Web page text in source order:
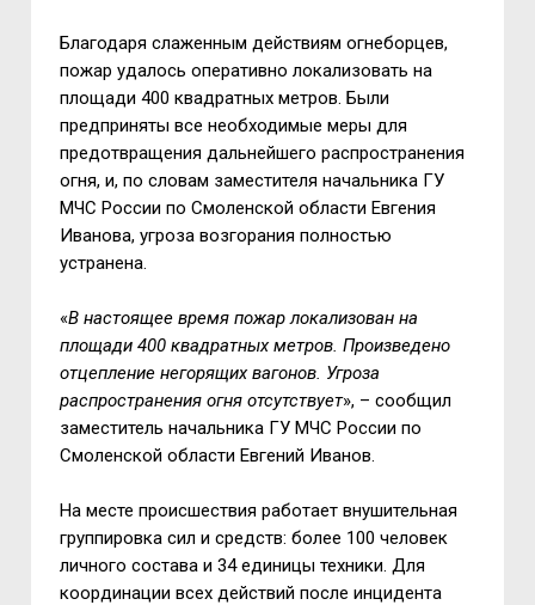
Благодаря слаженным действиям огнеборцев,
пожар удалось оперативно локализовать на
площади 400 квадратных метров. Были
предприняты все необходимые меры для
предотвращения дальнейшего распространения
огня, и, по словам заместителя начальника ГУ
МЧС России по Смоленской области Евгения
Иванова, угроза возгорания полностью
устранена.
«В настоящее время пожар локализован на
площади 400 квадратных метров. Произведено
отцепление негорящих вагонов. Угроза
распространения огня отсутствует», – сообщил
заместитель начальника ГУ МЧС России по
Смоленской области Евгений Иванов.
На месте происшествия работает внушительная
группировка сил и средств: более 100 человек
личного состава и 34 единицы техники. Для
координации всех действий после инцидента